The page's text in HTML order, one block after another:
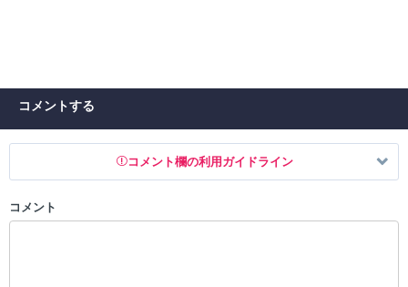
コメントする
コメント欄の利用ガイドライン
以下の書き込みを禁止とし、場合によってはコメント削除や書き込み制
コメント